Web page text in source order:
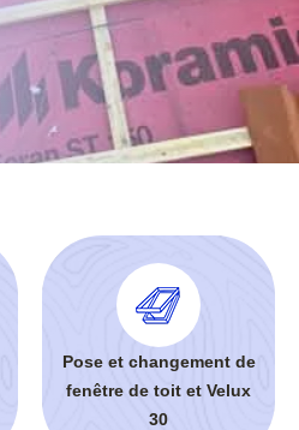
Pose et changement de
fenêtre de toit et Velux
30